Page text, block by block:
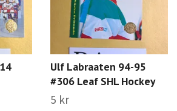
Ulf Labraaten 94-95
#306 Leaf SHL Hockey
5 kr